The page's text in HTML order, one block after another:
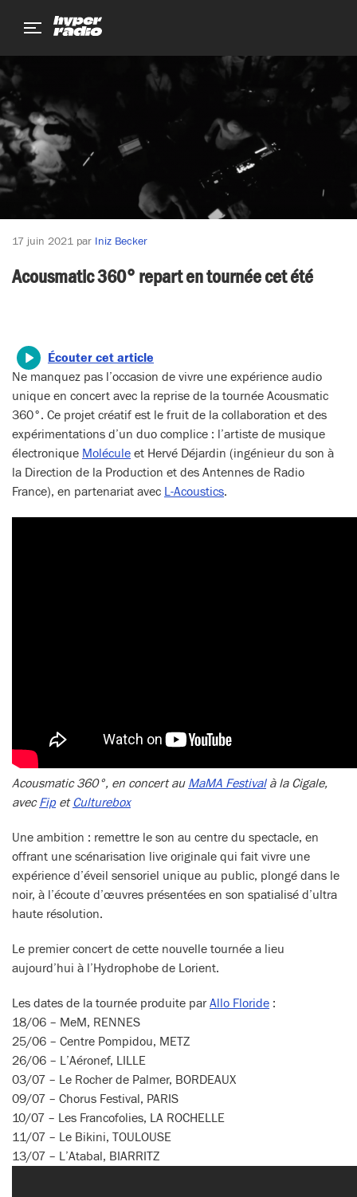
page
17 juin 2021 par Iniz Becker
Acousmatic 360° repart en tournée cet été
Écouter cet article
Ne manquez pas l’occasion de vivre une expérience audio
unique en concert avec la reprise de la tournée Acousmatic
360°. Ce projet créatif est le fruit de la collaboration et des
expérimentations d’un duo complice : l’artiste de musique
électronique Molécule et Hervé Déjardin (ingénieur du son à
la Direction de la Production et des Antennes de Radio
France), en partenariat avec L-Acoustics.
Acousmatic 360°, en concert au MaMA Festivalà la Cigale,
avecFipetCulturebox
Une ambition : remettre le son au centre du spectacle, en
offrant une scénarisation live originale qui fait vivre une
expérience d’éveil sensoriel unique au public, plongé dans le
noir, à l’écoute d’œuvres présentées en son spatialisé d’ultra
haute résolution.
Le premier concert de cette nouvelle tournée a lieu
aujourd’hui à l’Hydrophobe de Lorient.
Les dates de la tournée produite parAllo Floride :
18/06 – MeM, RENNES
25/06 – Centre Pompidou, METZ
26/06 – L’Aéronef, LILLE
03/07 – Le Rocher de Palmer, BORDEAUX
09/07 – Chorus Festival, PARIS
10/07 – Les Francofolies, LA ROCHELLE
11/07 – Le Bikini, TOULOUSE
13/07 – L’Atabal, BIARRITZ